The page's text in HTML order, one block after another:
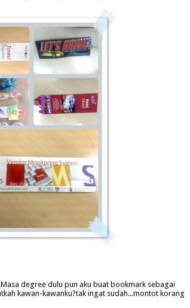
degree dulu pun aku buat bookmark sebagai
kawan-kawanku?tak ingat sudah...montot korang